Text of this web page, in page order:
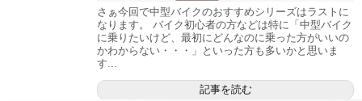
さぁ今回で中型バイクのおすすめシリーズはラストに
なります。 バイク初心者の方などは特に「中型バイク
に乗りたいけど、最初にどんなのに乗った方がいいの
かわからない・・・」といった方も多いかと思いま
す...
記事を読む